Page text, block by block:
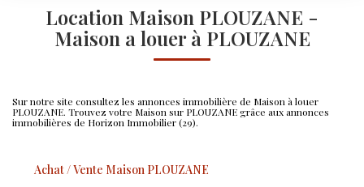
2 Pièces
3 Pièces
Maison
À Bâtir
BIENS PAR THÈMES
Contemporain
Hors Lotissement
Proche Commodités
Surface min Budget max
Location Maison PLOUZANE -
Maison a louer à PLOUZANE
Sur notre site consultez les annonces immobilière de Maison à louer
PLOUZANE. Trouvez votre Maison sur PLOUZANE grâce aux annonces
immobilières de Horizon Immobilier (29).
Achat / Vente Maison PLOUZANE